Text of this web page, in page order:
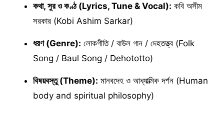
কথা, সুর ও কণ্ঠ (Lyrics, Tune & Vocal): কবি অসীম
সরকার (Kobi Ashim Sarkar)
ধরণ (Genre): লোকগীতি / বাউল গান / দেহতত্ত্ব (Folk
Song / Baul Song / Dehototto)
বিষয়বস্তু (Theme): মানবদেহ ও আধ্যাত্মিক দর্শন (Human
body and spiritual philosophy)